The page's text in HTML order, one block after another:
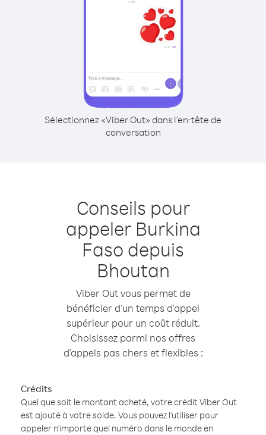
Sélectionnez «Viber Out» dans l'en-tête de
conversation
Conseils pour
appeler Burkina
Faso depuis
Bhoutan
Viber Out vous permet de
bénéficier d'un temps d'appel
supérieur pour un coût réduit.
Choisissez parmi nos offres
d'appels pas chers et flexibles :
Crédits
Quel que soit le montant acheté, votre crédit Viber Out
est ajouté à votre solde. Vous pouvez l'utiliser pour
appeler n'importe quel numéro dans le monde en